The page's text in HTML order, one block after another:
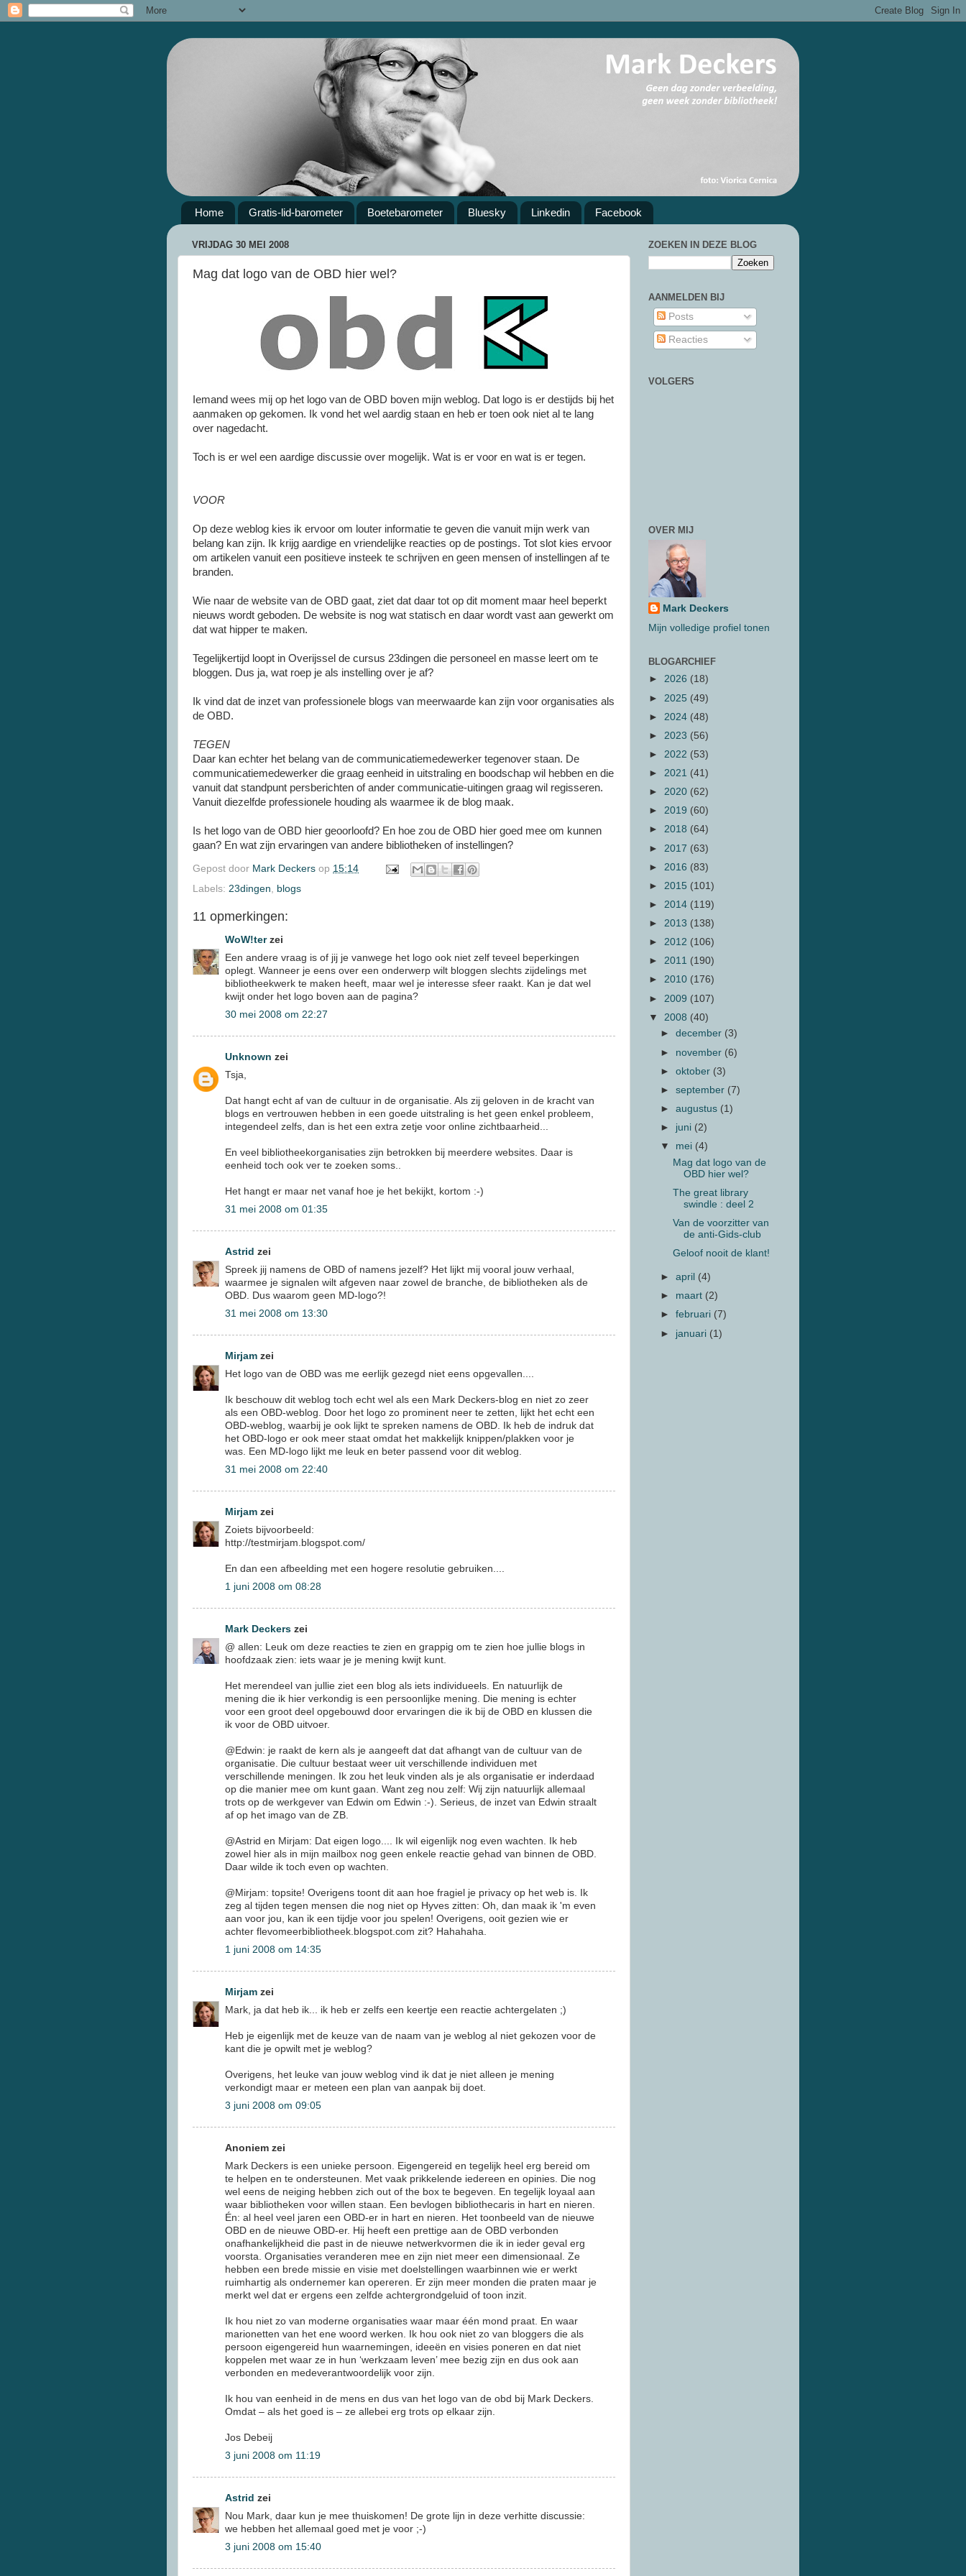
Home Gratis-lid-barometer Boetebarometer Bluesky Linkedin Facebook
VRIJDAG 30 MEI 2008
Mag dat logo van de OBD hier wel?
Iemand wees mij op het logo van de OBD boven mijn weblog. Dat logo is er destijds bij het
aanmaken op gekomen. Ik vond het wel aardig staan en heb er toen ook niet al te lang
over nagedacht.
Toch is er wel een aardige discussie over mogelijk. Wat is er voor en wat is er tegen.
VOOR
Op deze weblog kies ik ervoor om louter informatie te geven die vanuit mijn werk van
belang kan zijn. Ik krijg aardige en vriendelijke reacties op de postings. Tot slot kies ervoor
om artikelen vanuit een positieve insteek te schrijven en geen mensen of instellingen af te
branden.
Wie naar de website van de OBD gaat, ziet dat daar tot op dit moment maar heel beperkt
nieuws wordt geboden. De website is nog wat statisch en daar wordt vast aan gewerkt om
dat wat hipper te maken.
Tegelijkertijd loopt in Overijssel de cursus 23dingen die personeel en masse leert om te
bloggen. Dus ja, wat roep je als instelling over je af?
Ik vind dat de inzet van professionele blogs van meerwaarde kan zijn voor organisaties als
de OBD.
TEGEN
Daar kan echter het belang van de communicatiemedewerker tegenover staan. De
communicatiemedewerker die graag eenheid in uitstraling en boodschap wil hebben en die
vanuit dat standpunt persberichten of ander communicatie-uitingen graag wil regisseren.
Vanuit diezelfde professionele houding als waarmee ik de blog maak.
Is het logo van de OBD hier geoorloofd? En hoe zou de OBD hier goed mee om kunnen
gaan? En wat zijn ervaringen van andere bibliotheken of instellingen?
Gepost door Mark Deckers op 15:14
Labels: 23dingen blogs
11 opmerkingen:
WoW!terzei
Een andere vraag is of jij je vanwege het logo ook niet zelf teveel beperkingen
oplegt. Wanneer je eens over een onderwerp wilt bloggen slechts zijdelings met
bibliotheekwerk te maken heeft, maar wel je interesse sfeer raakt. Kan je dat wel
kwijt onder het logo boven aan de pagina?
30 mei 2008 om 22:27
Unknown zei
Tsja,
Dat hangt echt af van de cultuur in de organisatie. Als zij geloven in de kracht van
blogs en vertrouwen hebben in een goede uitstraling is het geen enkel probleem,
integendeel zelfs, dan is het een extra zetje voor online zichtbaarheid...
En veel bibliotheekorganisaties zijn betrokken bij meerdere websites. Daar is
eenheid toch ook ver te zoeken soms..
Het hangt er maar net vanaf hoe je het bekijkt, kortom :-)
31 mei 2008 om 01:35
Astrid zei
Spreek jij namens de OBD of namens jezelf? Het lijkt mij vooral jouw verhaal,
waarmee je signalen wilt afgeven naar zowel de branche, de bibliotheken als de
OBD. Dus waarom geen MD-logo?!
31 mei 2008 om 13:30
Mirjam zei
Het logo van de OBD was me eerlijk gezegd niet eens opgevallen....
Ik beschouw dit weblog toch echt wel als een Mark Deckers-blog en niet zo zeer
als een OBD-weblog. Door het logo zo prominent neer te zetten, lijkt het echt een
OBD-weblog, waarbij je ook lijkt te spreken namens de OBD. Ik heb de indruk dat
het OBD-logo er ook meer staat omdat het makkelijk knippen/plakken voor je
was. Een MD-logo lijkt me leuk en beter passend voor dit weblog.
31 mei 2008 om 22:40
Mirjam zei
Zoiets bijvoorbeeld:
http://testmirjam.blogspot.com/
En dan een afbeelding met een hogere resolutie gebruiken....
1 juni 2008 om 08:28
Mark Deckers zei
@ allen: Leuk om deze reacties te zien en grappig om te zien hoe jullie blogs in
hoofdzaak zien: iets waar je je mening kwijt kunt.
Het merendeel van jullie ziet een blog als iets individueels. En natuurlijk de
mening die ik hier verkondig is een persoonlijke mening. Die mening is echter
voor een groot deel opgebouwd door ervaringen die ik bij de OBD en klussen die
ik voor de OBD uitvoer.
@Edwin: je raakt de kern als je aangeeft dat dat afhangt van de cultuur van de
organisatie. Die cultuur bestaat weer uit verschillende individuen met
verschillende meningen. Ik zou het leuk vinden als je als organisatie er inderdaad
op die manier mee om kunt gaan. Want zeg nou zelf: Wij zijn natuurlijk allemaal
trots op de werkgever van Edwin om Edwin :-). Serieus, de inzet van Edwin straalt
af op het imago van de ZB.
@Astrid en Mirjam: Dat eigen logo.... Ik wil eigenlijk nog even wachten. Ik heb
zowel hier als in mijn mailbox nog geen enkele reactie gehad van binnen de OBD.
Daar wilde ik toch even op wachten.
@Mirjam: topsite! Overigens toont dit aan hoe fragiel je privacy op het web is. Ik
zeg al tijden tegen mensen die nog niet op Hyves zitten: Oh, dan maak ik 'm even
aan voor jou, kan ik een tijdje voor jou spelen! Overigens, ooit gezien wie er
achter flevomeerbibliotheek.blogspot.com zit? Hahahaha.
1 juni 2008 om 14:35
Mirjam zei
Mark, ja dat heb ik... ik heb er zelfs een keertje een reactie achtergelaten ;)
Heb je eigenlijk met de keuze van de naam van je weblog al niet gekozen voor de
kant die je opwilt met je weblog?
Overigens, het leuke van jouw weblog vind ik dat je niet alleen je mening
verkondigt maar er meteen een plan van aanpak bij doet.
3 juni 2008 om 09:05
Anoniem zei
Mark Deckers is een unieke persoon. Eigengereid en tegelijk heel erg bereid om
te helpen en te ondersteunen. Met vaak prikkelende iedereen en opinies. Die nog
wel eens de neiging hebben zich out of the box te begeven. En tegelijk loyaal aan
waar bibliotheken voor willen staan. Een bevlogen bibliothecaris in hart en nieren.
Én: al heel veel jaren een OBD-er in hart en nieren. Het toonbeeld van de nieuwe
OBD en de nieuwe OBD-er. Hij heeft een prettige aan de OBD verbonden
onafhankelijkheid die past in de nieuwe netwerkvormen die ik in ieder geval erg
voorsta. Organisaties veranderen mee en zijn niet meer een dimensionaal. Ze
hebben een brede missie en visie met doelstellingen waarbinnen wie er werkt
ruimhartig als ondernemer kan opereren. Er zijn meer monden die praten maar je
merkt wel dat er ergens een zelfde achtergrondgeluid of toon inzit.
Ik hou niet zo van moderne organisaties waar maar één mond praat. En waar
marionetten van het ene woord werken. Ik hou ook niet zo van bloggers die als
persoon eigengereid hun waarnemingen, ideeën en visies poneren en dat niet
koppelen met waar ze in hun ‘werkzaam leven’ mee bezig zijn en dus ook aan
verbonden en medeverantwoordelijk voor zijn.
Ik hou van eenheid in de mens en dus van het logo van de obd bij Mark Deckers.
Omdat – als het goed is – ze allebei erg trots op elkaar zijn.
Jos Debeij
3 juni 2008 om 11:19
Astrid zei
Nou Mark, daar kun je mee thuiskomen! De grote lijn in deze verhitte discussie:
we hebben het allemaal goed met je voor ;-)
3 juni 2008 om 15:40
ZOEKEN IN DEZE BLOG
AANMELDEN BIJ
Posts
Reacties
VOLGERS
OVER MIJ
Mark Deckers
Mijn volledige profiel tonen
BLOGARCHIEF
► 2026 (18)
► 2025 (49)
► 2024 (48)
► 2023 (56)
► 2022 (53)
► 2021 (41)
► 2020 (62)
► 2019 (60)
► 2018 (64)
► 2017 (63)
► 2016 (83)
► 2015 (101)
► 2014 (119)
► 2013 (138)
► 2012 (106)
► 2011 (190)
► 2010 (176)
► 2009 (107)
▼ 2008 (40)
►december (3)
► november (6)
►oktober (3)
►september (7)
►augustus (1)
► juni (2)
▼ mei (4)
Mag dat logo van de
OBD hier wel?
The great library
swindle : deel 2
Van de voorzitter van
de anti-Gids-club
Geloof nooit de klant!
►april (4)
► maart (2)
►februari (7)
► januari (1)